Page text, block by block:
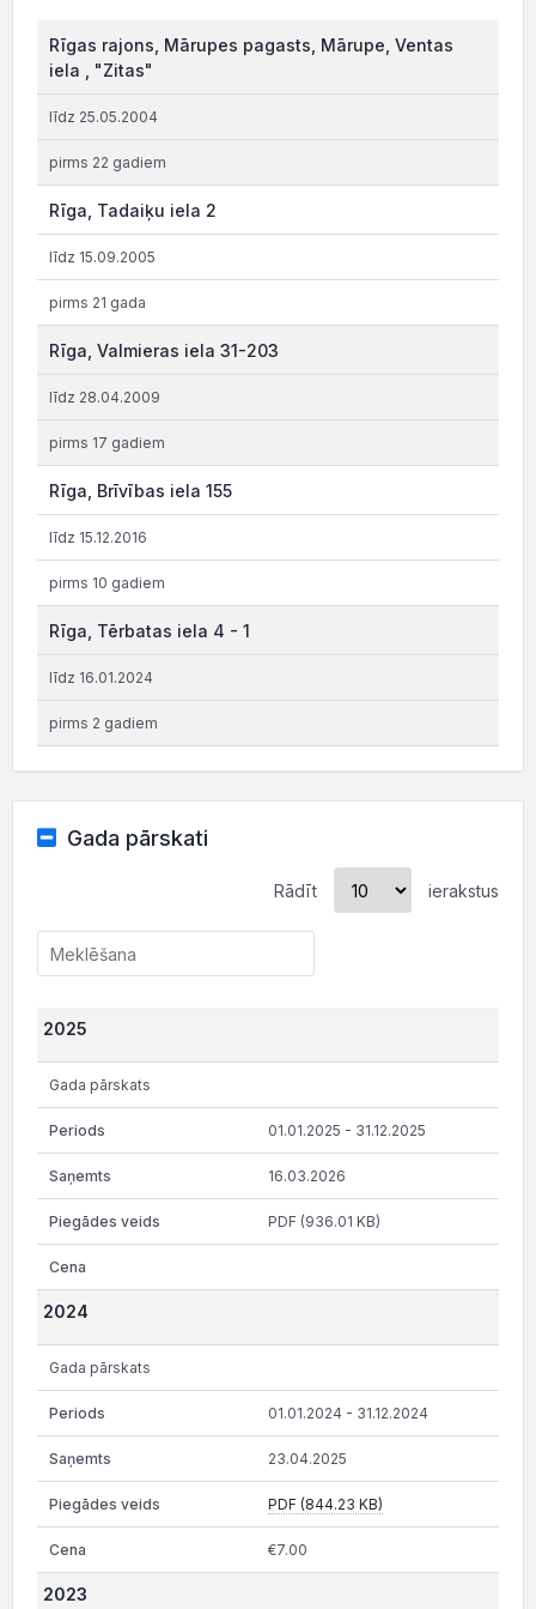
Rīgas rajons, Mārupes pagasts, Mārupe, Ventas
iela , "Zitas"
līdz 25.05.2004
pirms 22 gadiem
Rīga, Tadaiķu iela 2
līdz 15.09.2005
pirms 21 gada
Rīga, Valmieras iela 31-203
līdz 28.04.2009
pirms 17 gadiem
Rīga, Brīvības iela 155
līdz 15.12.2016
pirms 10 gadiem
Rīga, Tērbatas iela 4 - 1
līdz 16.01.2024
pirms 2 gadiem
Gada pārskati
Rādīt ierakstus
2025
Gada pārskats
01.01.2025 - 31.12.2025
16.03.2026
PDF (936.01 KB)
2024
Gada pārskats
01.01.2024 - 31.12.2024
23.04.2025
PDF (844.23 KB)
€7.00
2023